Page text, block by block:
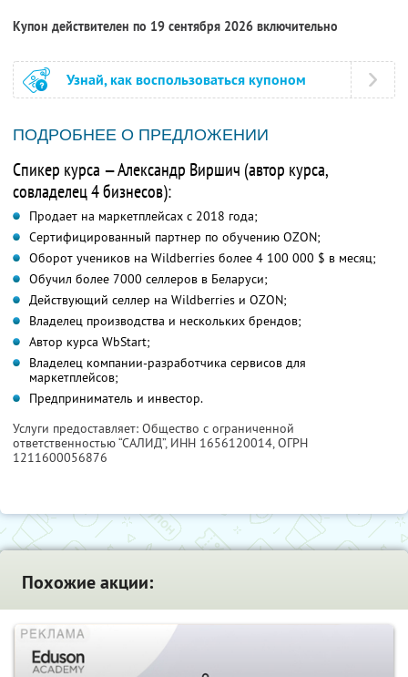
Купон действителен по 19 сентября 2026 включительно
Узнай, как воспользоваться купоном
ПОДРОБНЕЕ О ПРЕДЛОЖЕНИИ
Спикер курса — Александр Виршич (автор курса,
совладелец 4 бизнесов):
Продает на маркетплейсах с 2018 года;
Сертифицированный партнер по обучению OZON;
Оборот учеников на Wildberries более 4 100 000 $ в месяц;
Обучил более 7000 селлеров в Беларуси;
Действующий селлер на Wildberries и OZON;
Владелец производства и нескольких брендов;
Автор курса WbStart;
Владелец компании-разработчика сервисов для
маркетплейсов;
Предприниматель и инвестор.
Услуги предоставляет: Общество с ограниченной
ответственностью “САЛИД”, ИНН 1656120014, ОГРН
1211600056876
Похожие акции: